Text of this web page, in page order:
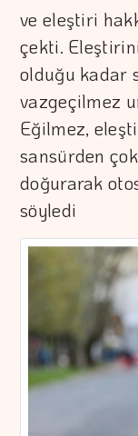
ve eleştiri
çekti.
olduğu kadar
vazgeçilmez
Eğilmez,
sansürden
doğurarak
söyledi